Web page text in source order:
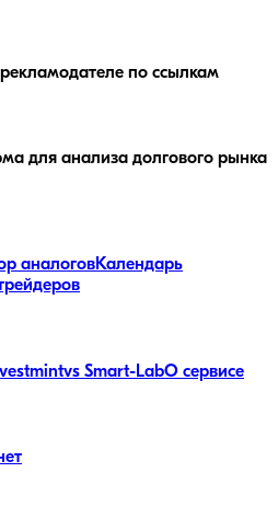
по ссылкам
для анализа долгового рынка
аналоговКалендарь
vs Smart-LabО сервисе